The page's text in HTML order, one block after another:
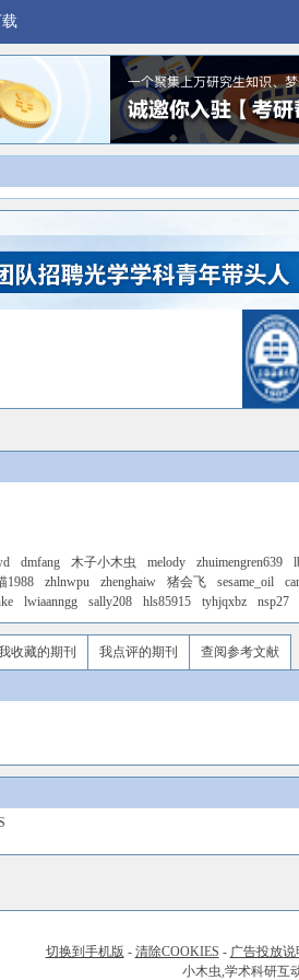
dmfang 木子小木虫 melody zhuimengren639
1988 zhlnwpu zhenghaiw 猪会飞 sesame_oil
lwiaanngg sally208 hls85915 tyhjqxbz nsp27
收藏的期刊 我点评的期刊 查阅参考文献
切换到手机版 - 清除COOKIES - 广告投放说
小木虫,学术科研互